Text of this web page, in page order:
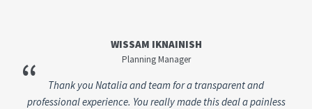
WISSAM IKNAINISH
Planning Manager
“
Thank you Natalia and team for a transparent and
professional experience. You really made this deal a painless